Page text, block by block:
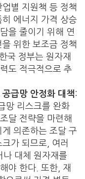
별 지원책 등 정책
에너지 가격 상승
을 줄이기 위해 연
위한 보조금 정책
국 정부는 원자재
도 적극적으로 추
급망 안정화 대책:
망 리스크를 완화
달 전략을 마련해
의존하는 조달 구
가 되므로, 여러
나 대체 원자재를
야 한다. 또한, 재